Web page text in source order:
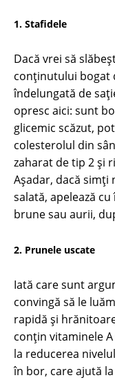
1. Stafidele
Dacă vrei să
conținutului bogat
îndelungată de
opresc aici: sunt
glicemic scăzut,
colesterolul din
zaharat de tip 2 și
Așadar, dacă simți
salată, apelează
brune sau aurii,
2. Prunele uscate
Iată care sunt
convingă să le
rapidă și
conțin vitaminele
la reducerea
în bor, care ajută